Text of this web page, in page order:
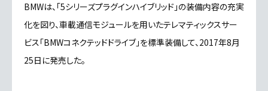
BMWは、「5シリーズプラグインハイブリッド」の装備内容の充実
化を図り、車載通信モジュールを用いたテレマティックスサー
ビス「BMWコネクテッドドライブ」を標準装備して、2017年8月
25日に発売した。